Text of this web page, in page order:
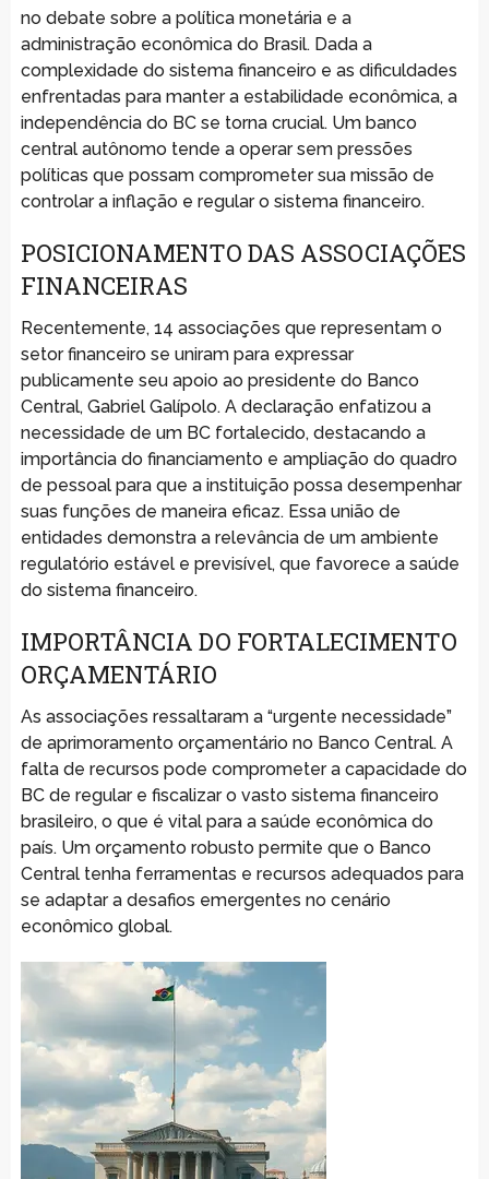
no debate sobre a política monetária e a
administração econômica do Brasil. Dada a
complexidade do sistema financeiro e as dificuldades
enfrentadas para manter a estabilidade econômica, a
independência do BC se torna crucial. Um banco
central autônomo tende a operar sem pressões
políticas que possam comprometer sua missão de
controlar a inflação e regular o sistema financeiro.
POSICIONAMENTO DAS ASSOCIAÇÕES
FINANCEIRAS
Recentemente, 14 associações que representam o
setor financeiro se uniram para expressar
publicamente seu apoio ao presidente do Banco
Central, Gabriel Galípolo. A declaração enfatizou a
necessidade de um BC fortalecido, destacando a
importância do financiamento e ampliação do quadro
de pessoal para que a instituição possa desempenhar
suas funções de maneira eficaz. Essa união de
entidades demonstra a relevância de um ambiente
regulatório estável e previsível, que favorece a saúde
do sistema financeiro.
IMPORTÂNCIA DO FORTALECIMENTO
ORÇAMENTÁRIO
As associações ressaltaram a “urgente necessidade”
de aprimoramento orçamentário no Banco Central. A
falta de recursos pode comprometer a capacidade do
BC de regular e fiscalizar o vasto sistema financeiro
brasileiro, o que é vital para a saúde econômica do
país. Um orçamento robusto permite que o Banco
Central tenha ferramentas e recursos adequados para
se adaptar a desafios emergentes no cenário
econômico global.